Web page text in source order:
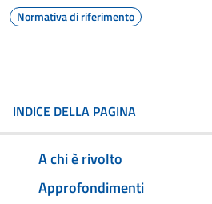
Normativa di riferimento
INDICE DELLA PAGINA
A chi è rivolto
Approfondimenti